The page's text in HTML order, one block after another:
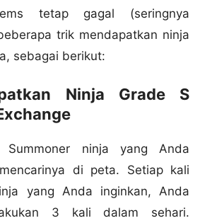
tetap gagal (seringnya
trik mendapatkan ninja
sebagai berikut:
Ninja Grade S
Summoner ninja yang Anda
di peta. Setiap kali
yang Anda inginkan, Anda
3 kali dalam sehari.